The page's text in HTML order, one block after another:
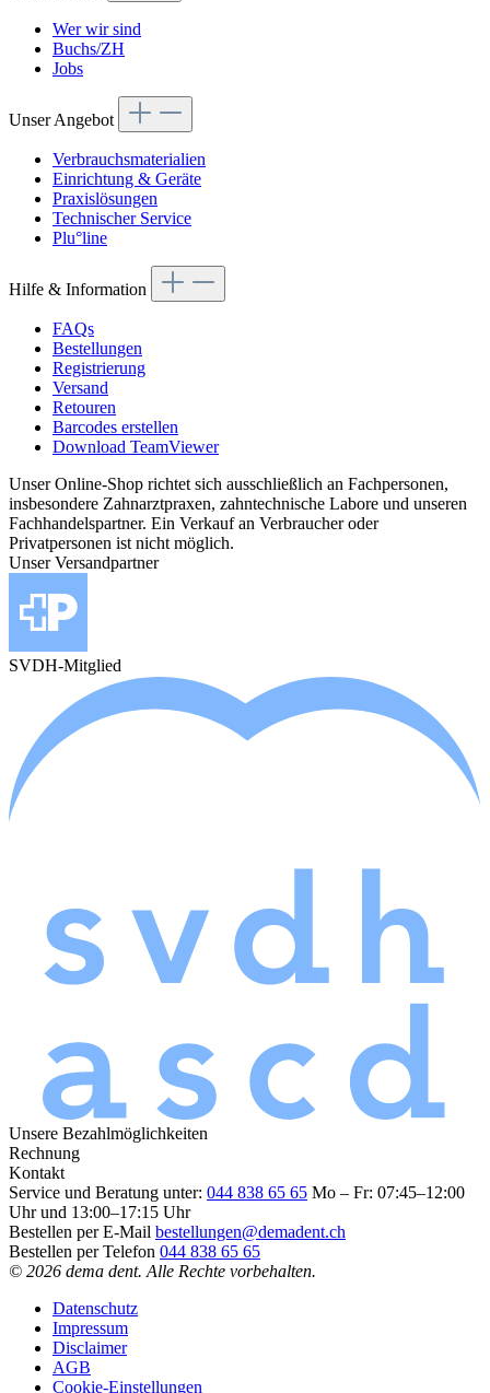
Wer wir sind
Buchs/ZH
Jobs
Unser Angebot
Verbrauchsmaterialien
Einrichtung & Geräte
Praxislösungen
Technischer Service
Plu°line
Hilfe & Information
FAQs
Bestellungen
Registrierung
Versand
Retouren
Barcodes erstellen
Download TeamViewer
Unser Online-Shop richtet sich ausschließlich an Fachpersonen,
insbesondere Zahnarztpraxen, zahntechnische Labore und unseren
Fachhandelspartner. Ein Verkauf an Verbraucher oder
Privatpersonen ist nicht möglich.
Unser Versandpartner
SVDH-Mitglied
Unsere Bezahlmöglichkeiten
Rechnung
Kontakt
Service und Beratung unter: 044 838 65 65 Mo – Fr: 07:45–12:00
Uhr und 13:00–17:15 Uhr
Bestellen per E-Mail bestellungen@demadent.ch
Bestellen per Telefon 044 838 65 65
© 2026 dema dent. Alle Rechte vorbehalten.
Datenschutz
Impressum
Disclaimer
AGB
Cookie-Einstellungen